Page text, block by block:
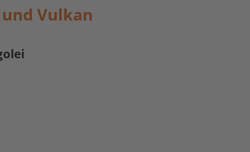
Vulkan